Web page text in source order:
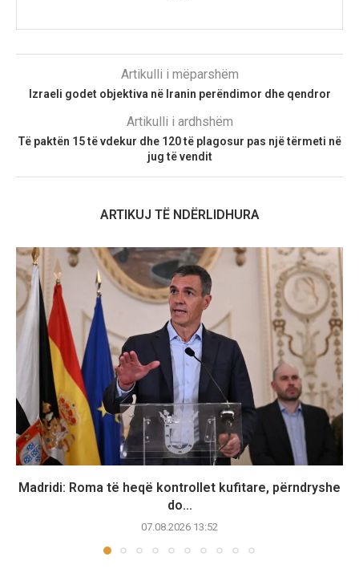
Artikulli i mëparshëm
Izraeli godet objektiva në Iranin perëndimor dhe qendror
Artikulli i ardhshëm
Të paktën 15 të vdekur dhe 120 të plagosur pas një tërmeti në
jug të vendit
ARTIKUJ TË NDËRLIDHURA
Madridi: Roma të heqë kontrollet kufitare, përndryshe
do...
07.08.2026 13:52